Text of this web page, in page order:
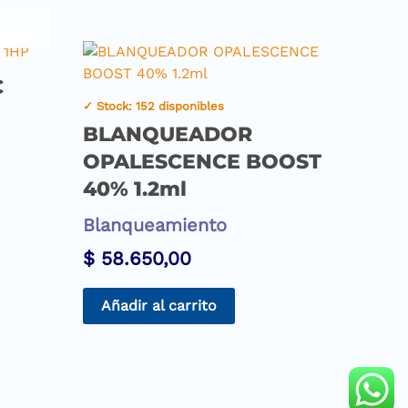
✓ Stock: 152 disponibles
BLANQUEADOR
OPALESCENCE BOOST
40% 1.2ml
Blanqueamiento
$ 58.650,00
Añadir al carrito